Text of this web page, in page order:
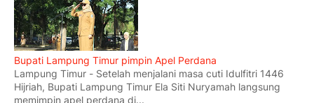
Bupati Lampung Timur pimpin Apel Perdana
Lampung Timur - Setelah menjalani masa cuti Idulfitri 1446
Hijriah, Bupati Lampung Timur Ela Siti Nuryamah langsung
memimpin apel perdana di...